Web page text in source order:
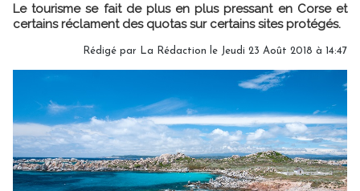
Le tourisme se fait de plus en plus pressant en Corse et
certains réclament des quotas sur certains sites protégés.
Rédigé par La Rédaction le Jeudi 23 Août 2018 à 14:47